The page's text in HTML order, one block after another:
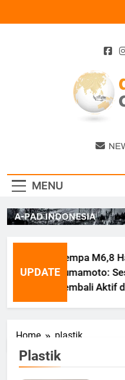
MENU
UPDATE
Gempa M6,8
Kumamoto:
Kembali Aktif
Gempa Susulan
Home plastik
Plastik